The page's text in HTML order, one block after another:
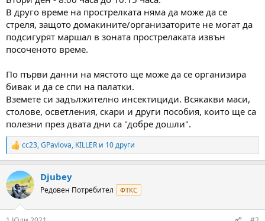
В друго време на прострелката няма да може да се
стреля, защото домакините/организаторите не могат да
подсигурят маршал в зоната прострелаката извън
посоченото време.
По първи данни на мястото ще може да се организира
бивак и да се спи на палатки.
Вземете си задължително инсектициди. Всякакви маси,
столове, осветления, скари и други пособия, които ще са
полезни през двата дни са "добре дошли".
R
e
c
t
i
cc23,GPavlova, KILLER и 10 други
Djubey
Редовен Потребител ФТКС